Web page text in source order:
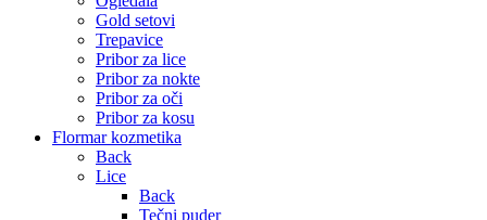
Gold setovi
Trepavice
Pribor za lice
Pribor za nokte
Pribor za oči
Pribor za kosu
Flormar kozmetika
Back
Lice
Back
Tečni puder